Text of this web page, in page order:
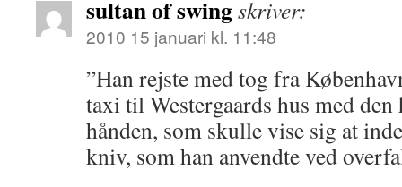
sultan of swingskriver:
2010 15 januari kl. 11:48
”Han rejste med tog fra
taxi til Westergaards hus med
hånden, som skulle vise sig at
kniv, som han anvendte ved